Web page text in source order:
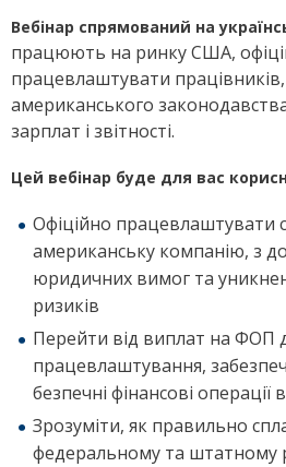
Вебінар спрямований на
працюють на ринку США,
працевлаштувати
американського
зарплат і звітності.
Цей вебінар буде для вас
Офіційно працевлаштувати
американську компанію, з
юридичних вимог та
ризиків
Перейти від виплат на ФОП
працевлаштування,
безпечні фінансові
Зрозуміти, як правильно
федеральному та штатному